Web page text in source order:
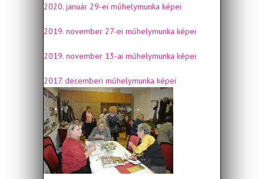
2020. január 29-ei műhelymunka képei
2019. november 27-ei műhelymunka képei
2019. november 13-ai műhelymunka képei
2017. decemberi műhelymunka képei